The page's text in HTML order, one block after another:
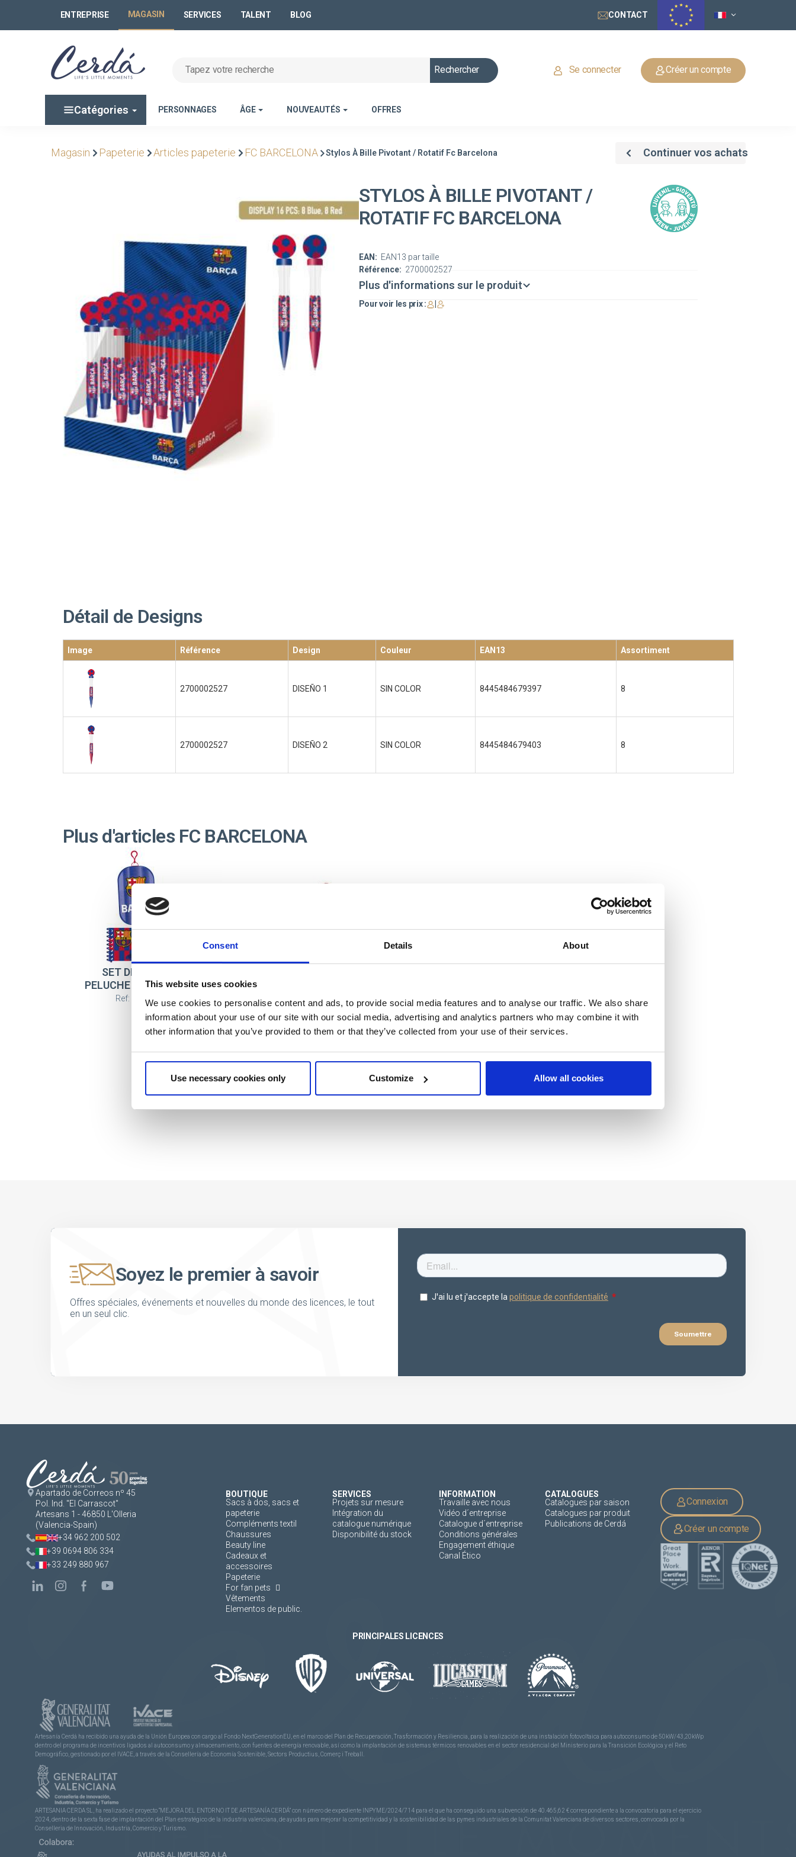
Consent Details About
This website uses cookies
We use cookies to personalise content and ads, to provide social media features and to analyse our traffic. We also share
information about your use of our site with our social media, advertising and analytics partners who may combine it with
other information that you’ve provided to them or that they’ve collected from your use of their services.
Use necessary cookies only Customize Allow all cookies
ENTREPRISE MAGASIN SERVICES TALENT BLOG CONTACT
Rechercher Se connecter Créer un compte
Catégories PERSONNAGES ÂGE NOUVEAUTÉS OFFRES
Magasin Papeterie Articles papeterie FC BARCELONA Stylos À Bille Pivotant / Rotatif Fc Barcelona Continuer vos achats
STYLOS À BILLE PIVOTANT /
ROTATIF FC BARCELONA
Référence: 2700002527
EAN: EAN13 par taille
Plus d'informations sur le produit
Pour voir les prix :
Détail de Designs
Image Référence Design Couleur EAN13 Assortiment
2700002527 DISEÑO 1 SIN COLOR 8445484679397 8
2700002527 DISEÑO 2 SIN COLOR 8445484679403 8
Plus d'articles FC BARCELONA
SET DE PAPETERIE
PELUCHE FC BARCELONA
Ref: 2700002521 Ref: 2300007497
Soyez le premier à savoir
Offres spéciales, événements et nouvelles du monde des licences, le tout
en un seul clic.
Apartado de Correos nº 45
Pol. Ind. "El Carrascot"
Artesans 1 - 46850 L'Olleria
(Valencia-Spain)
+34 962 200 502
+39 0694 806 334
+33 249 880 967
BOUTIQUE
Sacs à dos, sacs et
papeterie
Compléments textil
Chaussures
Beauty line
Cadeaux et
accessoires
Papeterie
For fan pets
Vêtements
Elementos de public.
SERVICES
Projets sur mesure
Intégration du
catalogue numérique
Disponibilité du stock
INFORMATION
Travaille avec nous
Vidéo d´entreprise
Catalogue d´entreprise
Conditions générales
Engagement éthique
Canal Ético
CATALOGUES
Catalogues par saison
Catalogues par produit
Publications de Cerdá
Connexion
Créer un compte
PRINCIPALES LICENCES
Artesanía Cerdá ha recibido una ayuda de la Unión Europea con cargo al Fondo NextGenerationEU, en el marco del Plan de Recuperación, Trasformación y Resiliencia, para la realización de una instalación fotovoltaica para autoconsumo de 50kW/43,20kWp
dentro del programa de incentivos ligados al autoconsumo y almacenamiento, con fuentes de energía renovable, así como la implantación de sistemas térmicos renovables en el sector residencial del Ministerio para la Transición Ecológica y el Reto
Demográfico, gestionado por el IVACE, a través de la Consellería de Economía Sostenible, Sectors Productius, Comerç i Treball.
ARTESANIA CERDA SL, ha realizado el proyecto “MEJORA DEL ENTORNO IT DE ARTESANÍA CERDÁ” con número de expediente INPYME/2024/714 para el que ha conseguido una subvención de 40.465,62 € correspondiente a la convocatoria para el ejercicio
2024, dentro de la sexta fase de implantación del Plan estratégico de la industria valenciana, de ayudas para mejorar la competitividad y la sostenibilidad de las pymes industriales de la Comunitat Valenciana de diversos sectores, convocada por la
Conselleria de Innovación, Industria, Comercio y Turismo.